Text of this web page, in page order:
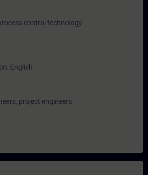
control technology
English
project engineers